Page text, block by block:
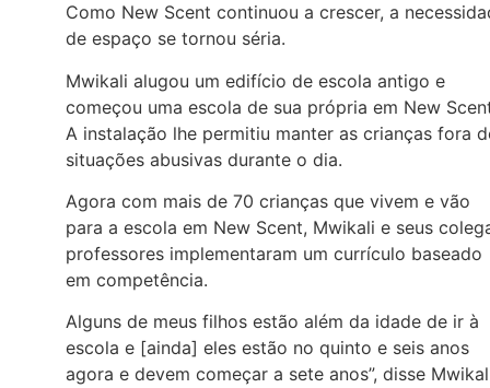
Como New Scent continuou a crescer, a
de espaço se tornou séria.
Mwikali alugou um edifício de escola antigo e
começou uma escola de sua própria em New
A instalação lhe permitiu manter as crianças fora
situações abusivas durante o dia.
Agora com mais de 70 crianças que vivem e vão
para a escola em New Scent, Mwikali e seus
professores implementaram um currículo baseado
em competência.
Alguns de meus filhos estão além da idade de ir à
escola e [ainda] eles estão no quinto e seis anos
agora e devem começar a sete anos”, disse